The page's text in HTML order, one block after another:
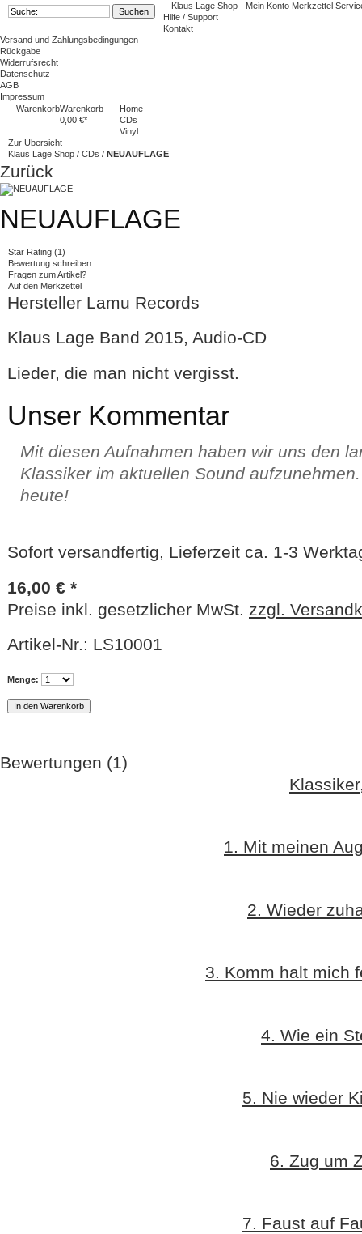
Klaus Lage Shop Mein Konto Merkzettel
Hilfe / Support
Kontakt
Versand und Zahlungsbedingungen
Rückgabe
Widerrufsrecht
Datenschutz
AGB
Impressum
WarenkorbWarenkorb
0,00 €*
Home
CDs
Vinyl
Zur Übersicht
Klaus Lage Shop / CDs / NEUAUFLAGE
Zurück
NEUAUFLAGE
Star Rating (1)
Bewertung schreiben
Fragen zum Artikel?
Auf den Merkzettel
Hersteller Lamu Records
Klaus Lage Band 2015, Audio-CD
Lieder, die man nicht vergisst.
Unser Kommentar
Mit diesen Aufnahmen haben wir uns den
Klassiker im aktuellen Sound
heute!
Sofort versandfertig, Lieferzeit ca. 1-3
16,00 € *
Preise inkl. gesetzlicher MwSt. zzgl.
Artikel-Nr.: LS10001
Menge:
Bewertungen (1)
1. Mit meinen
2. Wieder
3. Komm halt mich
4. Wie ein
5. Nie wieder
6. Zug um
7. Faust auf